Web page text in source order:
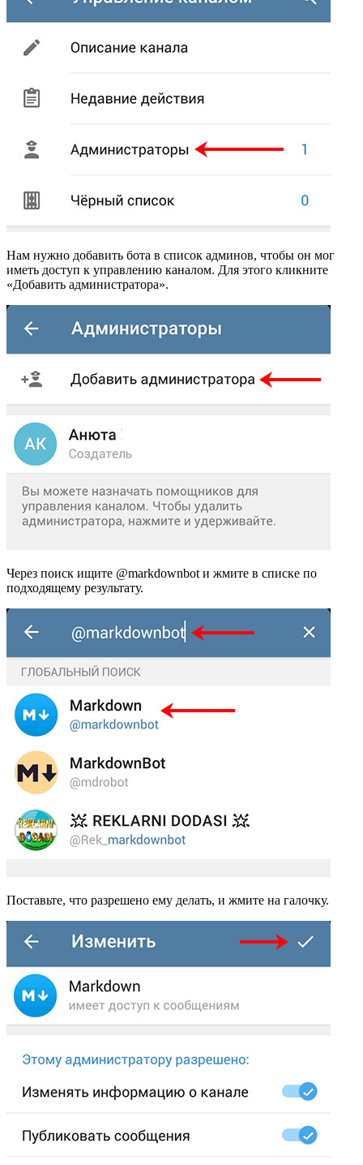
Нам нужно добавить бота в список админов, чтобы он мог
иметь доступ к управлению каналом. Для этого кликните
«Добавить администратора».
Через поиск ищите @markdownbot и жмите в списке по
подходящему результату.
Поставьте, что разрешено ему делать, и жмите на галочку.